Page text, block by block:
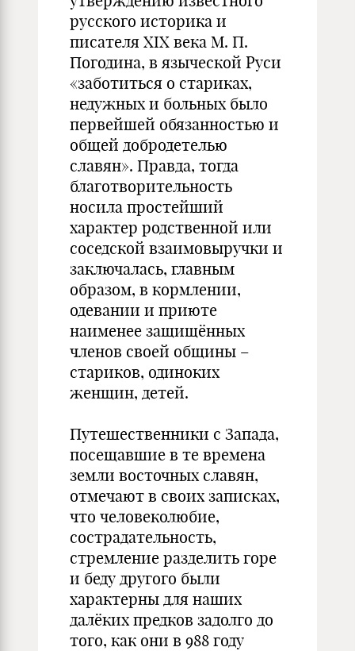
русского историка и
писателя XIX века М. П.
Погодина, в языческой Руси
«заботиться о стариках,
недужных и больных было
первейшей обязанностью и
общей добродетелью
славян». Правда, тогда
благотворительность
носила простейший
характер родственной или
соседской взаимовыручки и
заключалась, главным
образом, в кормлении,
одевании и приюте
наименее защищённых
членов своей общины –
стариков, одиноких
женщин, детей.
Путешественники с Запада,
посещавшие в те времена
земли восточных славян,
отмечают в своих записках,
что человеколюбие,
сострадательность,
стремление разделить горе
и беду другого были
характерны для наших
далёких предков задолго до
того, как они в 988 году